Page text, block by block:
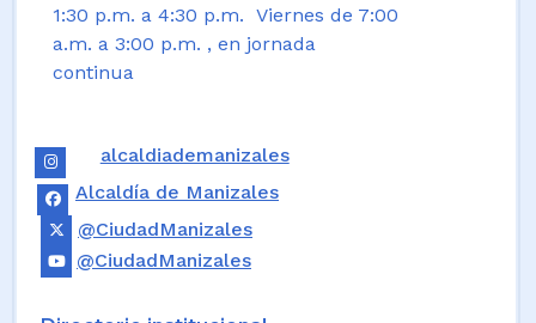
1:30 p.m. a 4:30 p.m. Viernes de 7:00
a.m. a 3:00 p.m. , en jornada
continua
alcaldiademanizales
Alcaldía de Manizales
@CiudadManizales
@CiudadManizales